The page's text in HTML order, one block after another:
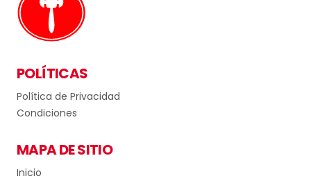
POLÍTICAS
Política de Privacidad
Condiciones
MAPA DE SITIO
Inicio